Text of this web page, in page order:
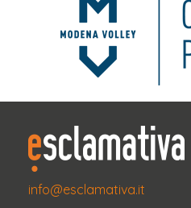
info@esclamativa.it